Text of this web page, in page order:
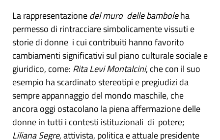
La rappresentazionedel muro delle bamboleha
permesso di rintracciare simbolicamente vissuti e
storie di donne i cui contribuiti hanno favorito
cambiamenti significativi sul piano culturale sociale e
giuridico, come: Rita Levi Montalcini, che con il suo
esempio ha scardinato stereotipi e pregiudizi da
sempre appannaggio del mondo maschile, che
ancora oggi ostacolano la piena affermazione delle
donne in tutti i contesti istituzionali di potere;
Liliana Segre,attivista, politica e attuale presidente